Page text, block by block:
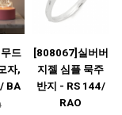
드
자,
BA
[808067]실버버
지젤 심플 묵주
반지 - RS 144/
RAO